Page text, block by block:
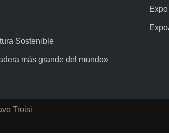
Sostenible
más grande del mundo»
Troisi